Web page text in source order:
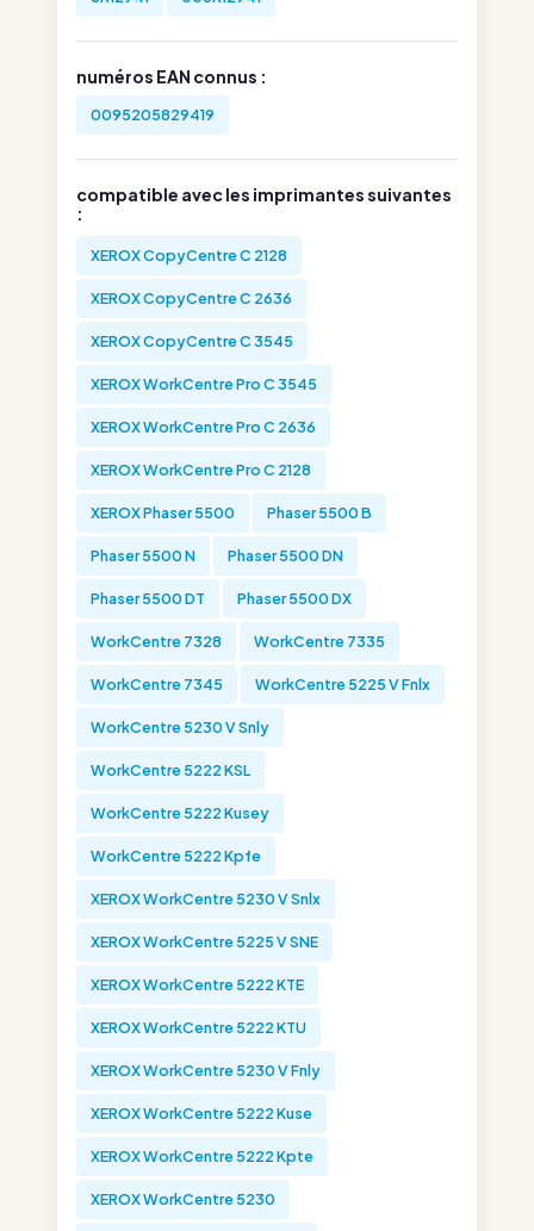
numéros EAN connus :
0095205829419
compatible avec les imprimantes suivantes
:
XEROX CopyCentre C 2128
XEROX CopyCentre C 2636
XEROX CopyCentre C 3545
XEROX WorkCentre Pro C 3545
XEROX WorkCentre Pro C 2636
XEROX WorkCentre Pro C 2128
XEROX Phaser 5500 Phaser 5500 B
Phaser 5500 N Phaser 5500 DN
Phaser 5500 DT Phaser 5500 DX
WorkCentre 7328 WorkCentre 7335
WorkCentre 7345 WorkCentre 5225 V Fnlx
WorkCentre 5230 V Snly
WorkCentre 5222 KSL
WorkCentre 5222 Kusey
WorkCentre 5222 Kpfe
XEROX WorkCentre 5230 V Snlx
XEROX WorkCentre 5225 V SNE
XEROX WorkCentre 5222 KTE
XEROX WorkCentre 5222 KTU
XEROX WorkCentre 5230 V Fnly
XEROX WorkCentre 5222 Kuse
XEROX WorkCentre 5222 Kpte
XEROX WorkCentre 5230